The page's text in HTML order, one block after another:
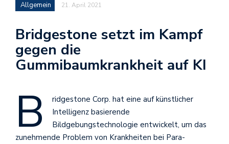
Allgemein 21. April 2021
Bridgestone setzt im Kampf
gegen die
Gummibaumkrankheit auf KI
B
ridgestone Corp. hat eine auf künstlicher
Intelligenz basierende
Bildgebungstechnologie entwickelt, um das
zunehmende Problem von Krankheiten bei Para-